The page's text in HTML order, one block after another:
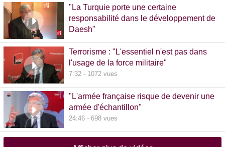
"La Turquie porte une certaine
responsabilité dans le développement de
Daesh"
Terrorisme : "L'essentiel n'est pas dans
l'usage de la force militaire"
7:32 - 1072 vues
"L'armée française risque de devenir une
armée d'échantillon"
24:46 - 698 vues